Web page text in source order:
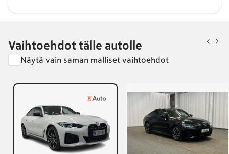
Vaihtoehdot tälle autolle
Näytä vain saman malliset vaihtoehdot